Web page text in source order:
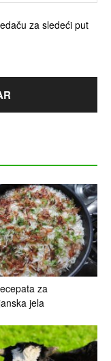
za sledeći put
za
jela